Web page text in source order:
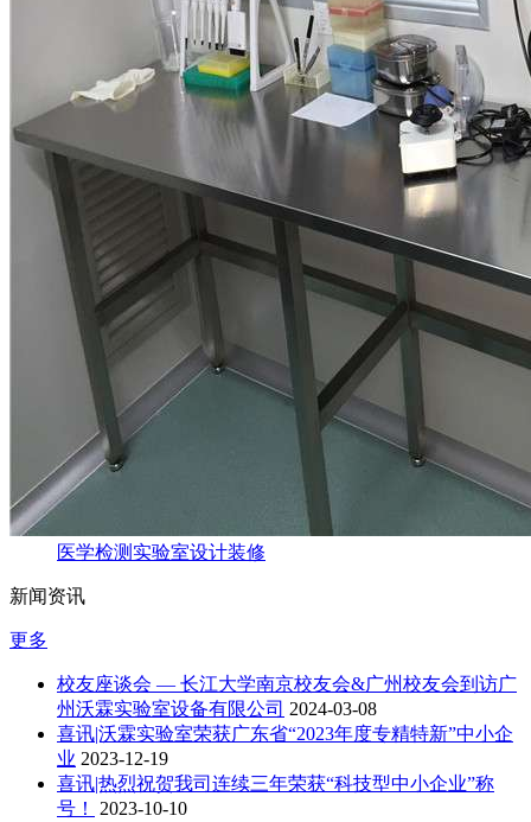
医学检测实验室设计装修
新闻资讯
更多
校友座谈会 — 长江大学南京校友会&广州校友会到访广
州沃霖实验室设备有限公司 2024-03-08
喜讯|沃霖实验室荣获广东省“2023年度专精特新”中小企
业 2023-12-19
喜讯|热烈祝贺我司连续三年荣获“科技型中小企业”称
号！
2023-10-10